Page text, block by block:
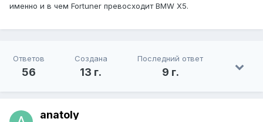
именно и в чем Fortuner превосходит BMW X5.
Ответов
56
Создана
13 г.
Последний ответ
9 г.
anatoly